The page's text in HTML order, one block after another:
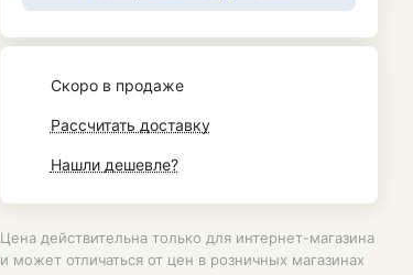
Cкоро в продаже
Рассчитать доставку
Нашли дешевле?
Цена действительна только для интернет-магазина
и может отличаться от цен в розничных магазинах